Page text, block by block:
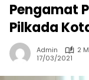
Pengamat
Pilkada
Admin
2
17/03/2021